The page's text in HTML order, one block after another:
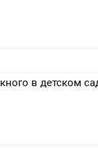
в детском